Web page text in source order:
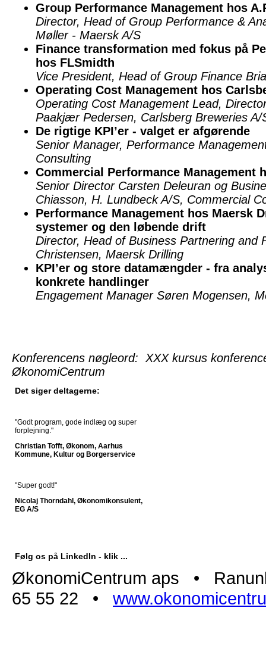
Group Performance Management hos
Director, Head of Group Performance &
Møller - Maersk A/S
Finance transformation med fokus på
hos FLSmidth
Vice President, Head of Group Finance
Operating Cost Management hos
Operating Cost Management Lead,
Paakjær Pedersen, Carlsberg Breweries A/
De rigtige KPI’er - valget er afgørende
Senior Manager, Performance
Consulting
Commercial Performance Management
Senior Director Carsten Deleuran og
Chiasson, H. Lundbeck A/S, Commercial
Performance Management hos Maersk
systemer og den løbende drift
Director, Head of Business Partnering and
Christensen, Maersk Drilling
KPI’er og store datamængder - fra
konkrete handlinger
Engagement Manager Søren Mogensen,
Konferencens nøgleord: XXX kursus
ØkonomiCentrum
Det siger deltagerne:
"Godt program, gode indlæg og super
forplejning."
Christian Tofft, Økonom, Aarhus
Kommune, Kultur og Borgerservice
"Super godt!"
Nicolaj Thorndahl, Økonomikonsulent,
EG A/S
Følg os på LinkedIn - klik ...
ØkonomiCentrum aps •
65 55 22 •